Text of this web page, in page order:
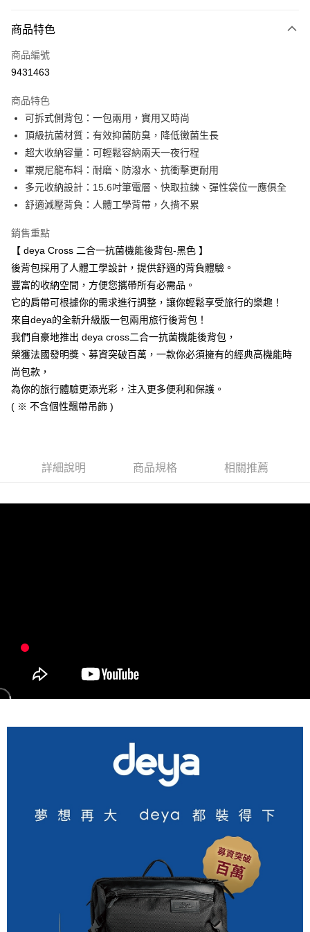
台灣樂天信用卡公司
AFTEE先享後付
【關於「AFTEE先享後付」】
AFTEE先享後付是「在收到商品之後才付款」的支付方式。 讓您購物簡單
２．便利：只要手機號碼，簡訊認證，即可結帳。
３．安心：先確認商品／服務後，再付款。
【「AFTEE先享後付」結帳流程】
１．於結帳方式選擇「AFTEE先享後付」後，將跳轉至「AFTEE先享後付」
結帳頁面，進行簡訊認證並確認金額後，即可完成結帳。
３．收到繳費通知簡訊後14天內，點擊此簡訊中的連結，可透過四大超商／
ATM／網路銀行／等多元方式進行付款，方視為交易完成。
購買商品的店家。未經商家同意取消之訂單仍視為有效，需透過AFTEE先享
※ 交易是否成功請以「AFTEE先享後付 」之結帳頁面顯示為準，若有關於
是否繳費成功／繳費後需取消欲退款等相關疑問，請聯繫「AFTEE先享後付
客戶支援中心」https://netprotections.freshdesk.com/support/home
【注意事項】
１．透過由恩沛科技股份有限公司提供之「AFTEE先享後付」服務完成之交
權轉讓予恩沛科技股份有限公司。
２．關於個人資料處理事宜，請瀏覽以下網址：
https://aftee.tw/terms/#terms3
３．未成年的使用者請事先徵得法定代理人或監護人之同意方可使用
「AFTEE先享後付」，若未經同意申辦者引起之損失，本公司不負相關責
任。
恩沛科技股份有限公司將有權停止該用戶之使用額度並採取法律行動。
運送方式
【宅配】
每筆NT$90，滿NT$490(含以上)免運費
商品特色
商品編號
9431463
商品特色
可拆式側背包：一包兩用，實用又時尚
頂級抗菌材質：有效抑菌防臭，降低黴菌生長
超大收納容量：可輕鬆容納兩天一夜行程
軍規尼龍布料：耐磨、防潑水、抗衝擊更耐用
多元收納設計：15.6吋筆電層、快取拉鍊、彈性袋位一應俱全
舒適減壓背負：人體工學背帶，久揹不累
銷售重點
【 deya Cross 二合一抗菌機能後背包-黑色 】
後背包採用了人體工學設計，提供舒適的背負體驗。
豐富的收納空間，方便您攜帶所有必需品。
它的肩帶可根據你的需求進行調整，讓你輕鬆享受旅行的樂趣！
來自deya的全新升級版一包兩用旅行後背包！
我們自豪地推出 deya cross二合一抗菌機能後背包，
榮獲法國發明獎、募資突破百萬，一款你必須擁有的經典高機能時
尚包款，
為你的旅行體驗更添光彩，注入更多便利和保護。
( ※ 不含個性飄帶吊飾 )
詳細說明 商品規格 相關推薦